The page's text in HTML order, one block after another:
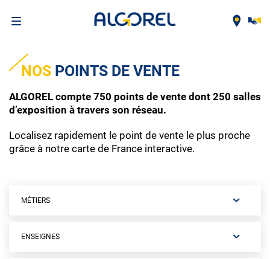
contenu
principal
NOS POINTS DE VENTE
ALGOREL compte 750 points de vente dont 250 salles
d’exposition à travers son réseau.
Localisez rapidement le point de vente le plus proche
grâce à notre carte de France interactive.
MÉTIERS
ENSEIGNES